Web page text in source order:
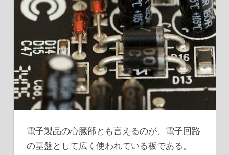
電子製品の心臓部とも言えるのが、電子回路
の基盤として広く使われている板である。